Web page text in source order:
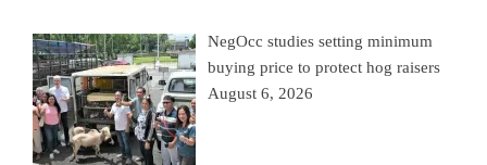
NegOcc studies setting minimum
buying price to protect hog raisers
August 6, 2026